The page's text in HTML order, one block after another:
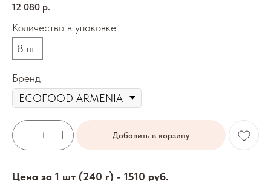
12 080 р.
Количество в упаковке
8 шт
Бренд
Добавить в корзину
Цена за 1 шт (240 г) - 1510 руб.